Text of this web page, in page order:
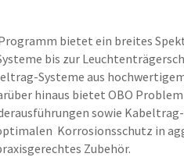
bietet ein breites
bis zur
Systeme aus
hinaus bietet OBO
sowie
Korrosionsschutz in
Zubehör.